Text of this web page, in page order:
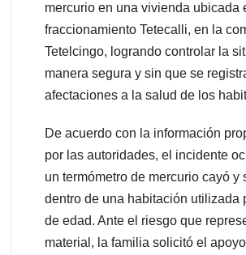
mercurio en una vivienda ubicada
fraccionamiento Tetecalli, en la
Tetelcingo, logrando controlar la
manera segura y sin que se
afectaciones a la salud de los
De acuerdo con la información
por las autoridades, el incidente
un termómetro de mercurio cayó y
dentro de una habitación utilizada
de edad. Ante el riesgo que
material, la familia solicitó el